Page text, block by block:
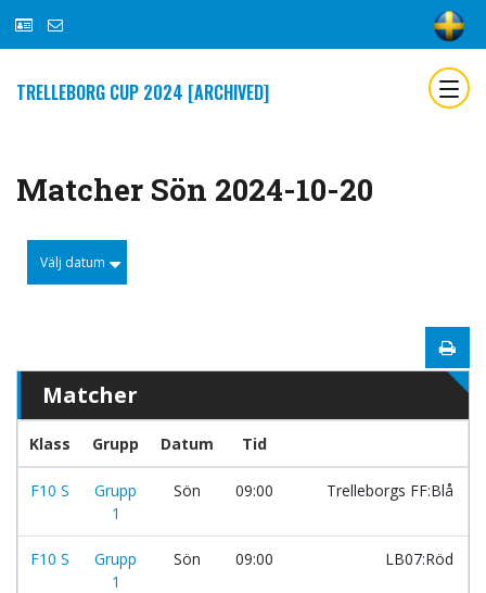
TRELLEBORG CUP 2024 [ARCHIVED]
Matcher Sön 2024-10-20
Välj datum
Matcher
Klass Grupp Datum Tid
F10 S
Grupp
1
Sön 09:00 Trelleborgs FF:Blå
F10 S
Grupp
1
Sön 09:00 LB07:Röd